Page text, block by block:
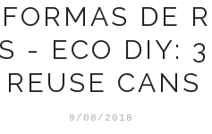
DE
- ECO DIY: 3
REUSE CANS
9/08/2018